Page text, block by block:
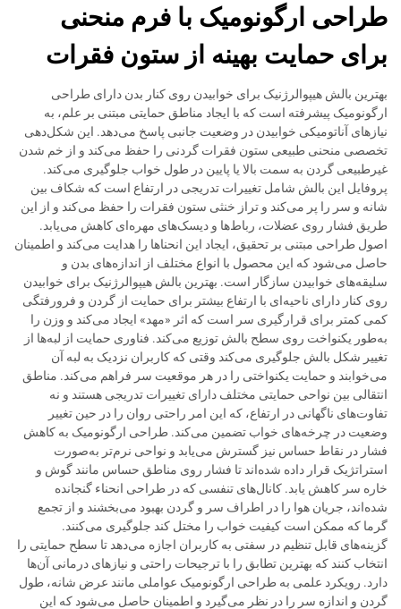
طراحی ارگونومیک با فرم منحنی
برای حمایت بهینه از ستون فقرات
بهترین بالش هیپوالرژنیک برای خوابیدن روی کنار بدن دارای طراحی
ارگونومیک پیشرفته است که با ایجاد مناطق حمایتی مبتنی بر علم، به
نیازهای آناتومیکی خوابیدن در وضعیت جانبی پاسخ می‌دهد. این شکل‌دهی
تخصصی منحنی طبیعی ستون فقرات گردنی را حفظ می‌کند و از خم شدن
غیرطبیعی گردن به سمت بالا یا پایین در طول خواب جلوگیری می‌کند.
پروفایل این بالش شامل تغییرات تدریجی در ارتفاع است که شکاف بین
شانه و سر را پر می‌کند و تراز خنثی ستون فقرات را حفظ می‌کند و از این
طریق فشار روی عضلات، رباط‌ها و دیسک‌های مهره‌ای کاهش می‌یابد.
اصول طراحی مبتنی بر تحقیق، ایجاد این انحناها را هدایت می‌کند و اطمینان
حاصل می‌شود که این محصول با انواع مختلف از اندازه‌های بدن و
سلیقه‌های خوابیدن سازگار است. بهترین بالش هیپوالرژنیک برای خوابیدن
روی کنار دارای ناحیه‌ای با ارتفاع بیشتر برای حمایت از گردن و فرورفتگی
کمی کمتر برای قرارگیری سر است که اثر «مهد» ایجاد می‌کند و وزن را
به‌طور یکنواخت روی سطح بالش توزیع می‌کند. فناوری حمایت از لبه‌ها از
تغییر شکل بالش جلوگیری می‌کند وقتی که کاربران نزدیک به لبه آن
می‌خوابند و حمایت یکنواختی را در هر موقعیت سر فراهم می‌کند. مناطق
انتقالی بین نواحی حمایتی مختلف دارای تغییرات تدریجی هستند و نه
تفاوت‌های ناگهانی در ارتفاع، که این امر راحتی روان را در حین تغییر
وضعیت در چرخه‌های خواب تضمین می‌کند. طراحی ارگونومیک به کاهش
فشار در نقاط حساس نیز گسترش می‌یابد و نواحی نرم‌تر به‌صورت
استراتژیک قرار داده شده‌اند تا فشار روی مناطق حساس مانند گوش و
خاره سر کاهش یابد. کانال‌های تنفسی که در طراحی انحناء گنجانده
شده‌اند، جریان هوا را در اطراف سر و گردن بهبود می‌بخشند و از تجمع
گرما که ممکن است کیفیت خواب را مختل کند جلوگیری می‌کنند.
گزینه‌های قابل تنظیم در سفتی به کاربران اجازه می‌دهد تا سطح حمایتی را
انتخاب کنند که بهترین تطابق را با ترجیحات راحتی و نیازهای درمانی آن‌ها
دارد. رویکرد علمی به طراحی ارگونومیک عواملی مانند عرض شانه، طول
گردن و اندازه سر را در نظر می‌گیرد و اطمینان حاصل می‌شود که این